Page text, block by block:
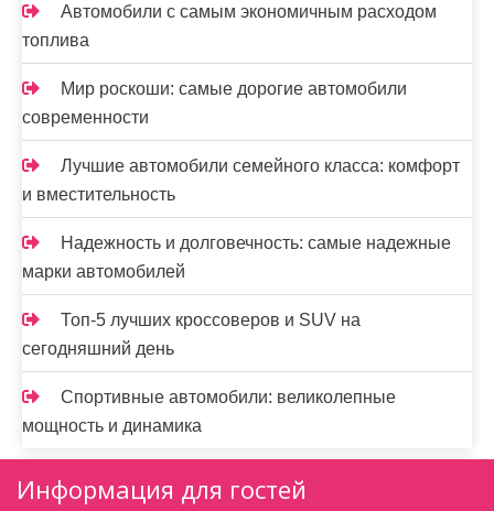
Автомобили с самым экономичным расходом
топлива
Мир роскоши: самые дорогие автомобили
современности
Лучшие автомобили семейного класса: комфорт
и вместительность
Надежность и долговечность: самые надежные
марки автомобилей
Топ-5 лучших кроссоверов и SUV на
сегодняшний день
Спортивные автомобили: великолепные
мощность и динамика
Информация для гостей